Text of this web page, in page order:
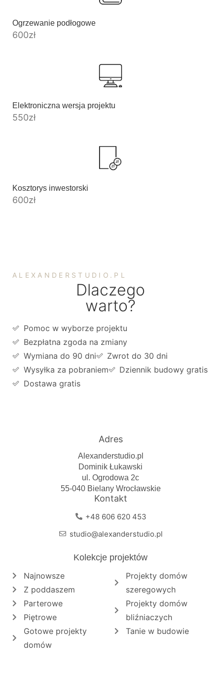
Ogrzewanie podłogowe
600zł
Elektroniczna wersja projektu
550zł
Kosztorys inwestorski
600zł
ALEXANDERSTUDIO.PL
Dlaczego
warto?
Pomoc w wyborze projektu
Bezpłatna zgoda na zmiany
Wymiana do 90 dni
Zwrot do 30 dni
Wysyłka za pobraniem
Dziennik budowy gratis
Dostawa gratis
Adres
Alexanderstudio.pl
Dominik Łukawski
ul. Ogrodowa 2c
55-040 Bielany Wrocławskie
Kontakt
+48 606 620 453
studio@alexanderstudio.pl
Kolekcje projektów
Najnowsze
Z poddaszem
Parterowe
Piętrowe
Gotowe projekty
domów
Projekty domów
szeregowych
Projekty domów
bliźniaczych
Tanie w budowie